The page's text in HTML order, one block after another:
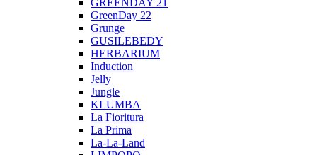
GREENDAY 21
GreenDay 22
Grunge
GUSILEBEDY
HERBARIUM
Induction
Jelly
Jungle
KLUMBA
La Fioritura
La Prima
La-La-Land